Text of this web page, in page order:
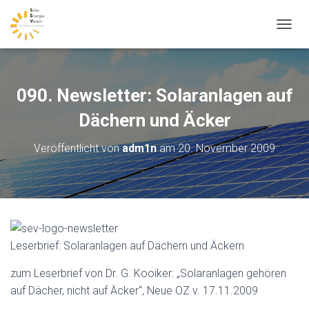
A
I
G
A
I
O
N
U
M
S
E
090. Newsletter: Solaranlagen auf
Dächern und Äcker
Veröffentlicht vonadm1nam20. November 2009
Leserbrief: Solaranlagen auf Dächern und Äckern
zum Leserbrief von Dr. G. Kooiker: „Solaranlagen gehören
auf Dächer, nicht auf Äcker“, Neue OZ v. 17.11.2009